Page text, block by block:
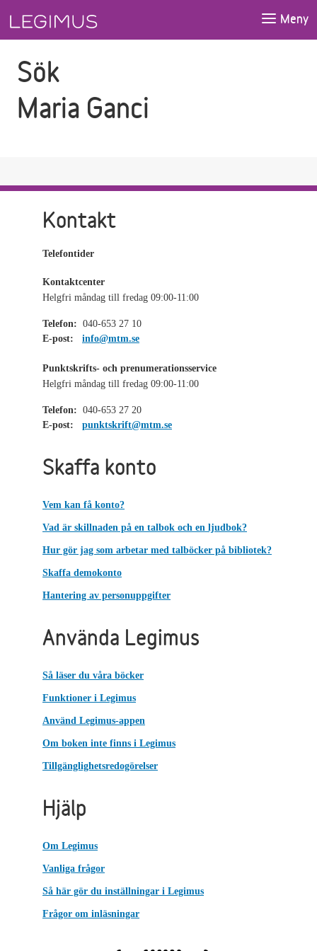
Meny
Sök
Maria Ganci
Kontakt
Telefontider
Kontaktcenter
Helgfri måndag till fredag 09:00-11:00
Telefon: 040-653 27 10
E-post:
info@mtm.se
Punktskrifts- och prenumerationsservice
Helgfri måndag till fredag 09:00-11:00
Telefon: 040-653 27 20
E-post:
punktskrift@mtm.se
Skaffa konto
Vem kan få konto?
Vad är skillnaden på en talbok och en ljudbok?
Hur gör jag som arbetar med talböcker på bibliotek?
Skaffa demokonto
Hantering av personuppgifter
Använda Legimus
Så läser du våra böcker
Funktioner i Legimus
Använd Legimus-appen
Om boken inte finns i Legimus
Tillgänglighetsredogörelser
Hjälp
Om Legimus
Vanliga frågor
Så här gör du inställningar i Legimus
Frågor om inläsningar